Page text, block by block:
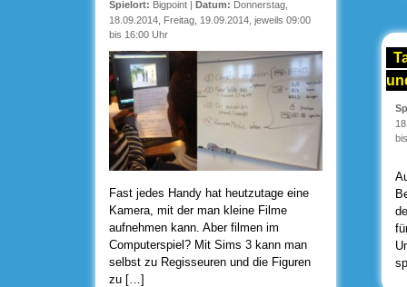
Spielort: Bigpoint | Datum: Donnerstag,
18.09.2014, Freitag, 19.09.2014, jeweils 09:00
bis 16:00 Uhr
Fast jedes Handy hat heutzutage eine
Kamera, mit der man kleine Filme
aufnehmen kann. Aber filmen im
Computerspiel? Mit Sims 3 kann man
selbst zu Regisseuren und die Figuren
zu […]